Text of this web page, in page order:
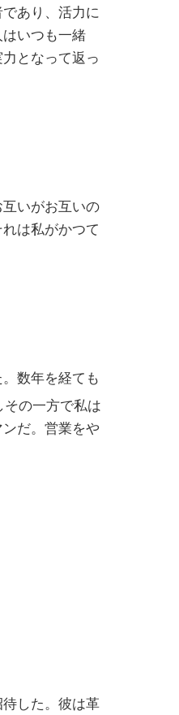
あり、活力に
いつも一緒
となって返っ
いがお互いの
は私がかつて
数年を経ても
の一方で私は
だ。営業をや
した。彼は革